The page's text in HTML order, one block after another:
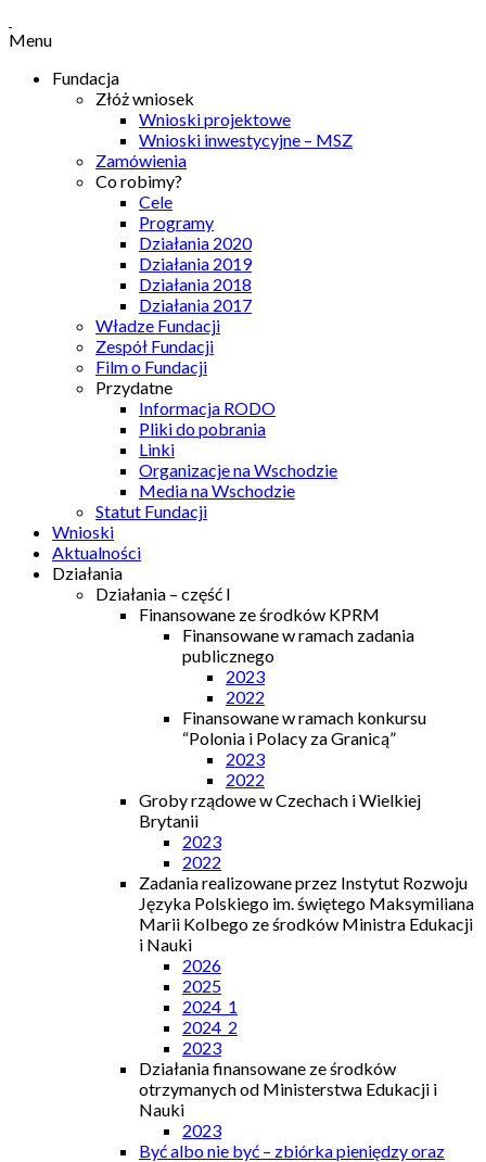
Menu
Fundacja
Złóż wniosek
Wnioski projektowe
Wnioski inwestycyjne – MSZ
Zamówienia
Co robimy?
Cele
Programy
Działania 2020
Działania 2019
Działania 2018
Działania 2017
Władze Fundacji
Zespół Fundacji
Film o Fundacji
Przydatne
Informacja RODO
Pliki do pobrania
Linki
Organizacje na Wschodzie
Media na Wschodzie
Statut Fundacji
Wnioski
Aktualności
Działania
Działania – część I
Finansowane ze środków KPRM
Finansowane w ramach zadania
publicznego
2023
2022
Finansowane w ramach konkursu
“Polonia i Polacy za Granicą”
2023
2022
Groby rządowe w Czechach i Wielkiej
Brytanii
2023
2022
Zadania realizowane przez Instytut Rozwoju
Języka Polskiego im. świętego Maksymiliana
Marii Kolbego ze środków Ministra Edukacji
i Nauki
2026
2025
2024_1
2024_2
2023
Działania finansowane ze środków
otrzymanych od Ministerstwa Edukacji i
Nauki
2023
Być albo nie być – zbiórka pieniędzy oraz